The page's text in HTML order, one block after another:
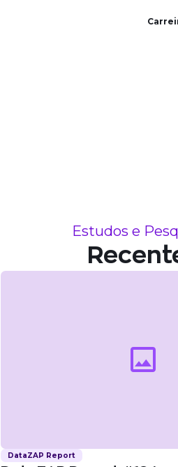
Estudos e
DataZAP Report